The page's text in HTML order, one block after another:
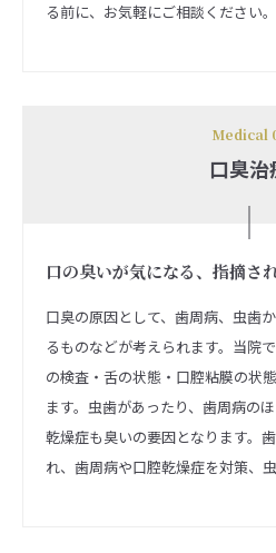
る前に、お気軽にご相談ください。
Medical
口臭治
口の臭いが気になる、指摘さ
口臭の原因として、歯周病、虫歯
るものなどが考えられます。当院
の検査・舌の状態・口腔粘膜の状
ます。虫歯があったり、歯周病の
乾燥症も臭いの要因となります。
れ、歯周病や口腔乾燥症を対策、